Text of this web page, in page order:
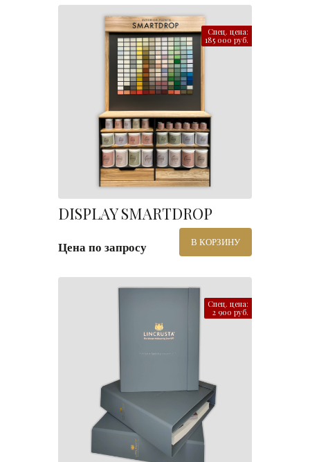
Спец. цена:
185 000 руб.
DISPLAY SMARTDROP
Цена по запросу В КОРЗИНУ
Спец. цена:
2 900 руб.